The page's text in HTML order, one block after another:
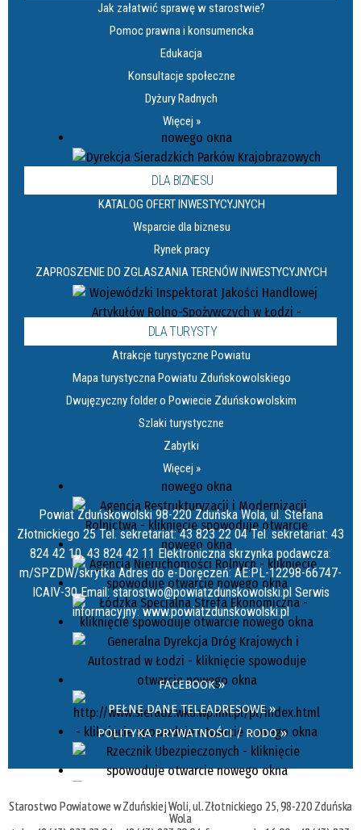
Jak załatwić sprawę w starostwie?
Pomoc prawna i konsumencka
Edukacja
Konsultacje społeczne
Dyżury Radnych
Więcej »
DLA BIZNESU
KATALOG OFERT INWESTYCYJNYCH
Wsparcie dla biznesu
Rynek pracy
ZAPROSZENIE DO ZGLASZANIA TERENÓW INWESTYCYJNYCH
DLA TURYSTY
Atrakcje turystyczne Powiatu
Mapa turystyczna Powiatu Zduńskowolskiego
Dwujęzyczny folder o Powiecie Zduńskowolskim
Szlaki turystyczne
Zabytki
Więcej »
Powiat Zduńskowolski 98-220 Zduńska Wola, ul. Stefana
Złotnickiego 25 Tel. sekretariat: 43 823 22 04 Tel. sekretariat: 43
824 42 10, 43 824 42 11 Elektroniczna skrzynka podawcza:
m/SPZDW/skrytka Adres do e-Doręczeń: AE:PL-12298-66747-
ICAIV-30 Email: starostwo@powiatzdunskowolski.pl Serwis
informacyjny: www.powiatzdunskowolski.pl
FACEBOOK »
PEŁNE DANE TELEADRESOWE »
POLITYKA PRYWATNOŚCI / RODO »
Starostwo Powiatowe w Zduńskiej Woli, ul. Złotnickiego 25, 98-220 Zduńska
Wola